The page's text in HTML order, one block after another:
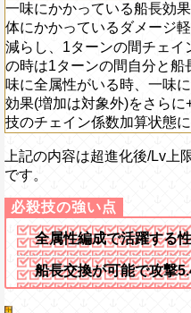
一味にかかっている船長効
体にかかっているダメージ
減らし、1ターンの間チェイ
の時は1ターンの間自分と船
味に全属性がいる時、一味
効果(増加は対象外)をさら
技のチェイン係数加算状態
上記の内容は超進化後/Lv上
です。
全属性編成で活躍する
船長交換が可能で攻撃